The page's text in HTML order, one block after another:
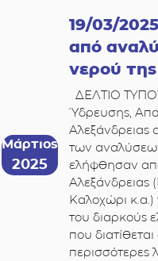
Μάρτιος
2025
19/03/
από
νερού
ΔΕΛΤΙΟ
Ύδρευσης,
Αλεξάνδρειας
των
ελήφθησαν
Αλεξάνδρειας
Καλοχώρι κ.α.)
του διαρκούς
που
περισσότερες